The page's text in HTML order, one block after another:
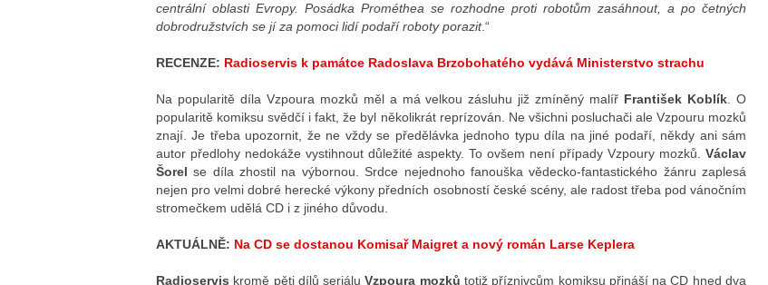
centrální oblasti Evropy. Posádka Prométhea se rozhodne proti robotům zasáhnout, a po četných
dobrodružstvích se jí za pomoci lidí podaří roboty porazit.“
RECENZE: Radioservis k památce Radoslava Brzobohatého vydává Ministerstvo strachu
Na popularitě díla Vzpoura mozků měl a má velkou zásluhu již zmíněný malíř František Koblík . O
popularitě komiksu svědčí i fakt, že byl několikrát reprízován. Ne všichni posluchači ale Vzpouru mozků
znají. Je třeba upozornit, že ne vždy se předělávka jednoho typu díla na jiné podaří, někdy ani sám
autor předlohy nedokáže vystihnout důležité aspekty. To ovšem není případy Vzpoury mozků.Václav
Šorelse díla zhostil na výbornou. Srdce nejednoho fanouška vědecko-fantastického žánru zaplesá
nejen pro velmi dobré herecké výkony předních osobností české scény, ale radost třeba pod vánočním
stromečkem udělá CD i z jiného důvodu.
AKTUÁLNĚ: Na CD se dostanou Komisař Maigret a nový román Larse Keplera
Radioservis kromě pěti dílů seriáluVzpoura mozků totiž příznivcům komiksu přináší na CD hned dva